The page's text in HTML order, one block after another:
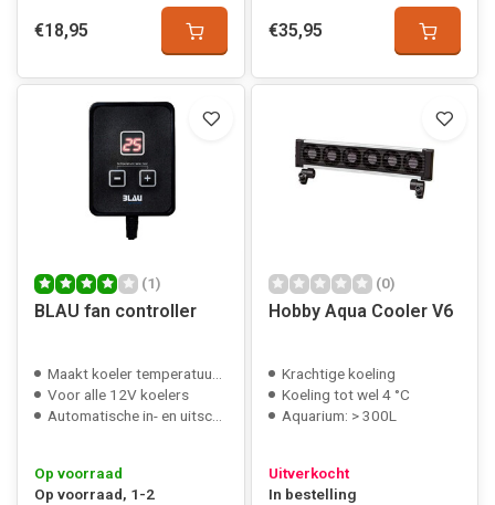
€18,95 €35,95
(1)
BLAU fan controller
Maakt koeler temperatuur gestuurd
Voor alle 12V koelers
Automatische in- en uitschakeling koelers
Op voorraad
Op voorraad, 1-2
(0)
Hobby Aqua Cooler V6
Krachtige koeling
Koeling tot wel 4 °C
Aquarium: > 300L
Uitverkocht
In bestelling